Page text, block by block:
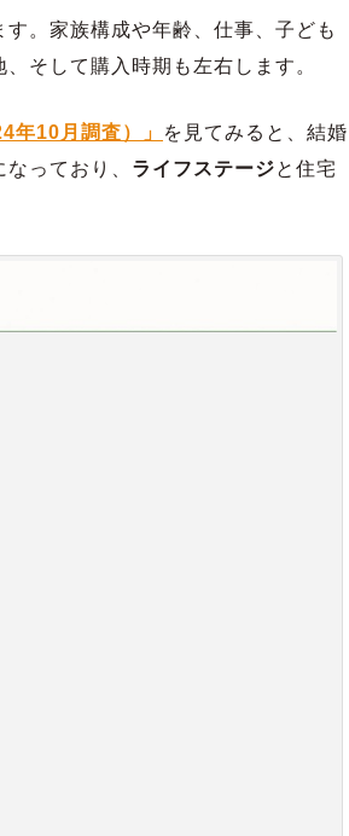
。家族構成や年齢、仕事、子ども
そして購入時期も左右します。
年10月調査）」
を見てみると、結婚
っており、 ライフステージと住宅